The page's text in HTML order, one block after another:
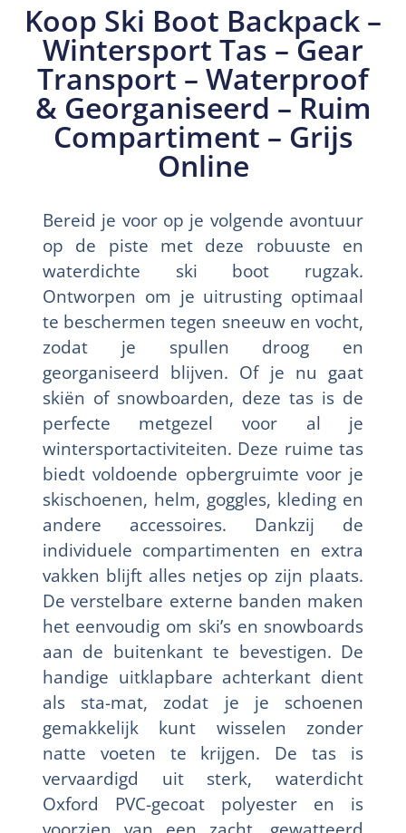
Koop Ski Boot Backpack –
Wintersport Tas – Gear
Transport – Waterproof
& Georganiseerd – Ruim
Compartiment – Grijs
Online
Bereid je voor op je volgende avontuur
op de piste met deze robuuste en
waterdichte ski boot rugzak.
Ontworpen om je uitrusting optimaal
te beschermen tegen sneeuw en vocht,
zodat je spullen droog en
georganiseerd blijven. Of je nu gaat
skiën of snowboarden, deze tas is de
perfecte metgezel voor al je
wintersportactiviteiten. Deze ruime tas
biedt voldoende opbergruimte voor je
skischoenen, helm, goggles, kleding en
andere accessoires. Dankzij de
individuele compartimenten en extra
vakken blijft alles netjes op zijn plaats.
De verstelbare externe banden maken
het eenvoudig om ski’s en snowboards
aan de buitenkant te bevestigen. De
handige uitklapbare achterkant dient
als sta-mat, zodat je je schoenen
gemakkelijk kunt wisselen zonder
natte voeten te krijgen. De tas is
vervaardigd uit sterk, waterdicht
Oxford PVC-gecoat polyester en is